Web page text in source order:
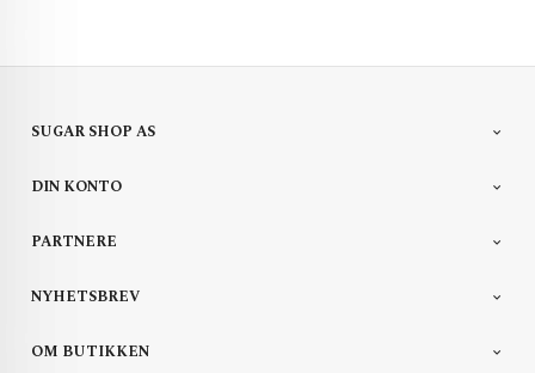
SUGAR SHOP AS
DIN KONTO
PARTNERE
NYHETSBREV
OM BUTIKKEN